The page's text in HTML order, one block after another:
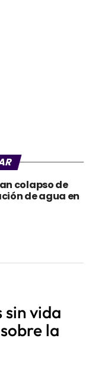
colapso de
de agua en
sin vida
la